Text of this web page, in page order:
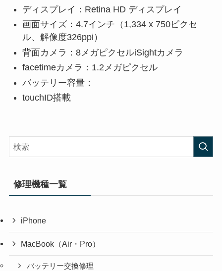
ディスプレイ：Retina HD ディスプレイ
画面サイズ：4.7インチ（1,334 x 750ピクセ
ル、解像度326ppi）
背面カメラ：8メガピクセルiSightカメラ
facetimeカメラ：1.2メガピクセル
バッテリー容量：
touchID搭載
修理機種一覧
iPhone
MacBook（Air・Pro）
バッテリー交換修理